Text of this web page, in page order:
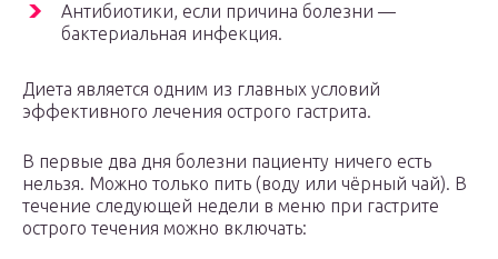
Антибиотики, если причина болезни —
бактериальная инфекция.
Диета является одним из главных условий
эффективного лечения острого гастрита.
В первые два дня болезни пациенту ничего есть
нельзя. Можно только пить (воду или чёрный чай). В
течение следующей недели в меню при гастрите
острого течения можно включать: